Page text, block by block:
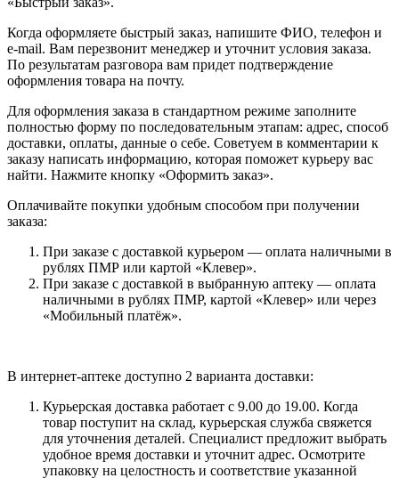
Когда оформляете быстрый заказ, напишите ФИО, телефон и
e-mail. Вам перезвонит менеджер и уточнит условия заказа.
По результатам разговора вам придет подтверждение
оформления товара на почту.
Для оформления заказа в стандартном режиме заполните
полностью форму по последовательным этапам: адрес, способ
доставки, оплаты, данные о себе. Советуем в комментарии к
заказу написать информацию, которая поможет курьеру вас
найти. Нажмите кнопку «Оформить заказ».
Оплачивайте покупки удобным способом при получении
заказа:
При заказе с доставкой курьером — оплата наличными в
рублях ПМР или картой «Клевер».
При заказе с доставкой в выбранную аптеку — оплата
наличными в рублях ПМР, картой «Клевер» или через
«Мобильный платёж».
В интернет-аптеке доступно 2 варианта доставки:
Курьерская доставка работает с 9.00 до 19.00. Когда
товар поступит на склад, курьерская служба свяжется
для уточнения деталей. Специалист предложит выбрать
удобное время доставки и уточнит адрес. Осмотрите
упаковку на целостность и соответствие указанной